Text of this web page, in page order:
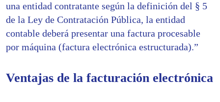
una entidad contratante según la definición del § 5
de la Ley de Contratación Pública, la entidad
contable deberá presentar una factura procesable
por máquina (factura electrónica estructurada).”
Ventajas de la facturación electrónica